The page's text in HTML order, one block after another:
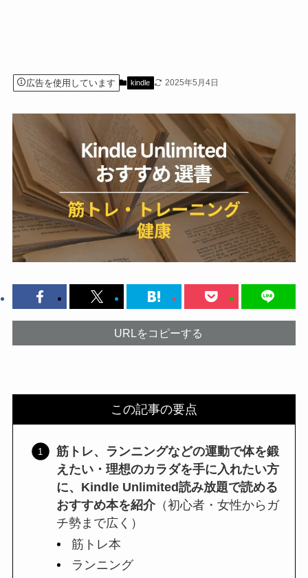
広告を使用しています kindle 2025年5月4日
URLをコピーする
この記事の要点
筋トレ、ランニングなどの運動で体を鍛
えたい・理想のカラダを手に入れたい方
に、Kindle Unlimited読み放題で読める
おすすめ本を紹介（初心者・女性からガ
チ勢まで広く）
筋トレ本
ランニング